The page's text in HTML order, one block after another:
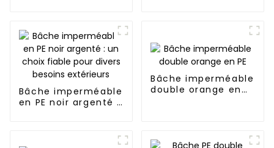
Bâche imperméable
en PE noir argenté :
Bâche imperméable
double orange en